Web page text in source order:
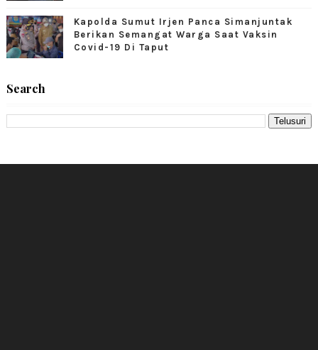
Kapolda Sumut Irjen Panca Simanjuntak
Berikan Semangat Warga Saat Vaksin
Covid-19 Di Taput
Search